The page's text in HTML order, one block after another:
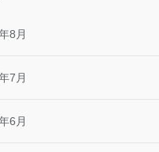
8月
7月
6月